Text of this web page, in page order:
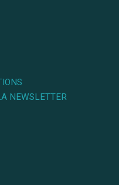
NEWSLETTER